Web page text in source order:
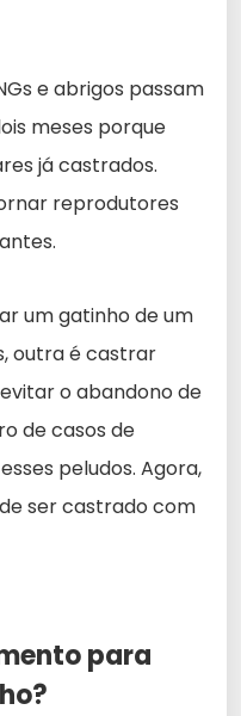
e abrigos passam
meses porque
já castrados.
reprodutores
um gatinho de um
outra é castrar
o abandono de
de casos de
peludos. Agora,
ser castrado com
para